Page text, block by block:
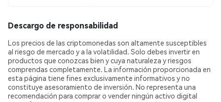
Descargo de responsabilidad
Los precios de las criptomonedas son altamente susceptibles
al riesgo de mercado y a la volatilidad. Solo debes invertir en
productos que conozcas bien y cuya naturaleza y riesgos
comprendas completamente. La información proporcionada en
esta página tiene fines exclusivamente informativos y no
constituye asesoramiento de inversión. No representa una
recomendación para comprar o vender ningún activo digital